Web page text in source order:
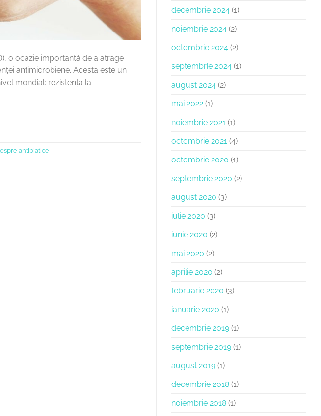
o ocazie importantă de a atrage
antimicrobiene. Acesta este un
mondial: rezistența la
antibiatice
decembrie 2024 (1)
noiembrie 2024 (2)
octombrie 2024 (2)
septembrie 2024 (1)
august 2024 (2)
mai 2022 (1)
noiembrie 2021 (1)
octombrie 2021 (4)
octombrie 2020 (1)
septembrie 2020 (2)
august 2020 (3)
iulie 2020 (3)
iunie 2020 (2)
mai 2020 (2)
aprilie 2020 (2)
februarie 2020 (3)
ianuarie 2020 (1)
decembrie 2019 (1)
septembrie 2019 (1)
august 2019 (1)
decembrie 2018 (1)
noiembrie 2018 (1)